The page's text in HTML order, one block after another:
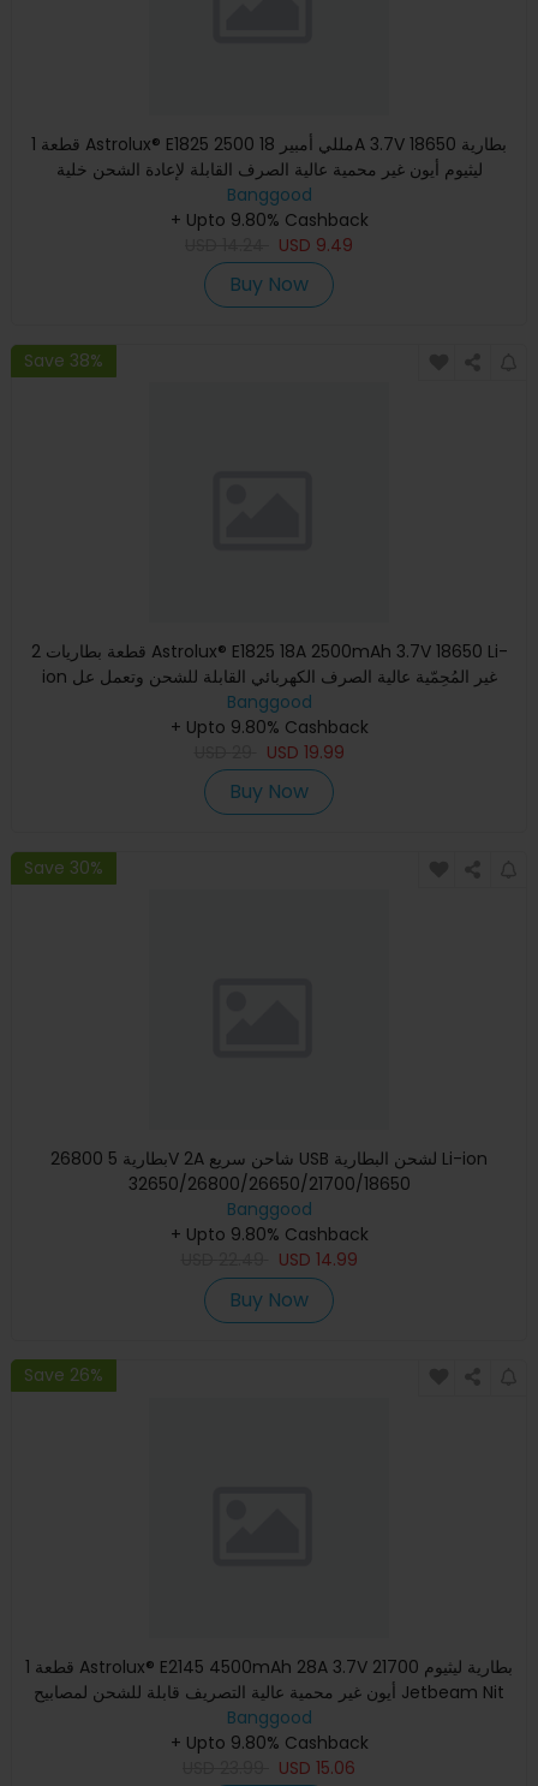
1 قطعة Astrolux® E1825 2500 مللي أمبير 18A 3.7V 18650 بطارية
ليثيوم أيون غير محمية عالية الصرف القابلة لإعادة الشحن خلية
Banggood
+ Upto 9.80% Cashback
USD 9.49
Buy Now
Save 38%
2 قطعة بطاريات Astrolux® E1825 18A 2500mAh 3.7V 18650 Li-
ion غير المُحِمّية عالية الصرف الكهربائي القابلة للشحن وتعمل عل
Banggood
+ Upto 9.80% Cashback
USD 19.99
Buy Now
Save 30%
26800 بطارية 5V 2A شاحن سريع USB لشحن البطارية Li-ion
32650/26800/26650/21700/18650
Banggood
+ Upto 9.80% Cashback
USD 14.99
Buy Now
Save 26%
1 قطعة Astrolux® E2145 4500mAh 28A 3.7V 21700 بطارية ليثيوم
أيون غير محمية عالية التصريف قابلة للشحن لمصابيح Jetbeam Nit
Banggood
+ Upto 9.80% Cashback
USD 15.06